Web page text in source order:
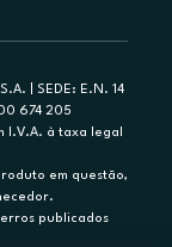
| SEDE: E.N. 14
674 205
I.V.A. à taxa legal
em questão,
publicados